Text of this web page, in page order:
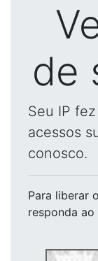
de
Seu IP
acessos
conosco.
Para liberar
responda